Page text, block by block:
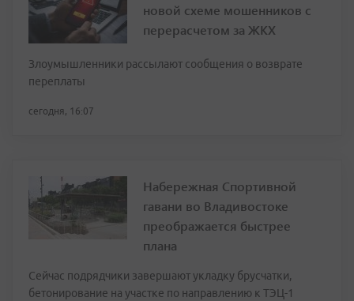
новой схеме мошенников с
перерасчетом за ЖКХ
Злоумышленники рассылают сообщения о возврате
переплаты
сегодня, 16:07
Набережная Спортивной
гавани во Владивостоке
преображается быстрее
плана
Сейчас подрядчики завершают укладку брусчатки,
бетонирование на участке по направлению к ТЭЦ-1